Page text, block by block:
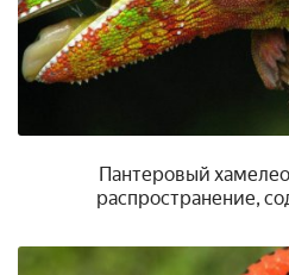
Пантеровый
распространение,